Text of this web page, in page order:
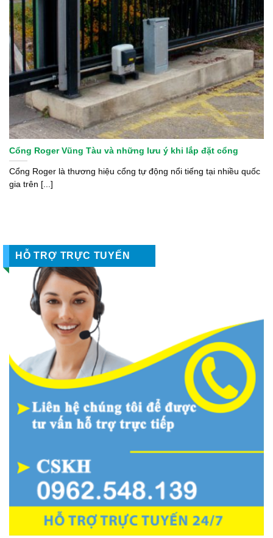
HỖ TRỢ TRỰC TUYẾN
Cổng Roger Vũng Tàu và những lưu ý khi lắp đặt cổng
Cổng Roger là thương hiệu cổng tự động nổi tiếng tại nhiều quốc
gia trên [...]